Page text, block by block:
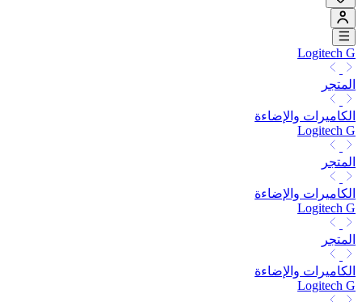
Logitech G
المتجر
الكاميرات والإضاءة
Logitech G
المتجر
الكاميرات والإضاءة
Logitech G
المتجر
الكاميرات والإضاءة
Logitech G